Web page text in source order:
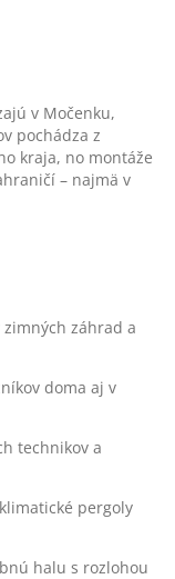
v Močenku,
pochádza z
kraja, no montáže
– najmä v
záhrad a
doma aj v
technikov a
pergoly
halu s rozlohou